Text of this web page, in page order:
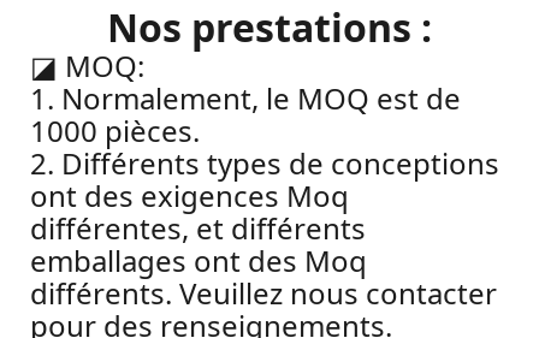
Nos prestations :
◪ MOQ:
1. Normalement, le MOQ est de
1000 pièces.
2. Différents types de conceptions
ont des exigences Moq
différentes, et différents
emballages ont des Moq
différents. Veuillez nous contacter
pour des renseignements.